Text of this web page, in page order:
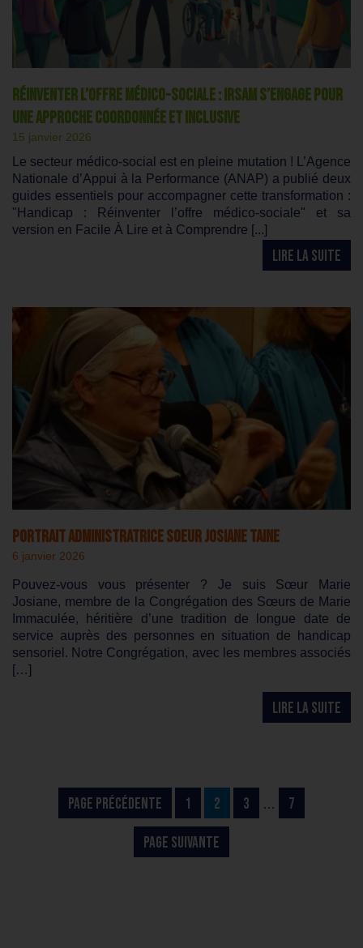
Réinventer l’offre médico-sociale : IRSAM s’engage pour
une approche coordonnée et inclusive
15 janvier 2026
Le secteur médico-social est en pleine mutation ! L’Agence
Nationale d’Appui à la Performance (ANAP) a publié deux
guides essentiels pour accompagner cette transformation :
"Handicap : Réinventer l’offre médico-sociale" et sa
version en Facile À Lire et à Comprendre [...]
LIRE LA SUITE
Portrait Administratrice Soeur Josiane TAINE
6 janvier 2026
Pouvez-vous vous présenter ? Je suis Sœur Marie
Josiane, membre de la Congrégation des Sœurs de Marie
Immaculée, héritière d’une tradition de longue date de
service auprès des personnes en situation de handicap
sensoriel. Notre Congrégation, avec les membres associés
[…]
LIRE LA SUITE
PAGE PRÉCÉDENTE 1 2 3 … 7
PAGE SUIVANTE